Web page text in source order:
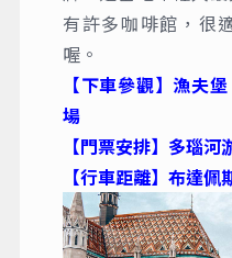
有許多咖啡館，很
喔。
【下車參觀】漁夫
場
【門票安排】多瑙河
【行車距離】布達佩